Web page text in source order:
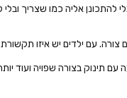
להתכונן אליה כמו שצריך ובלי
צורה. עם ילדים יש איזו
עם תינוק בצורה שפויה ועוד